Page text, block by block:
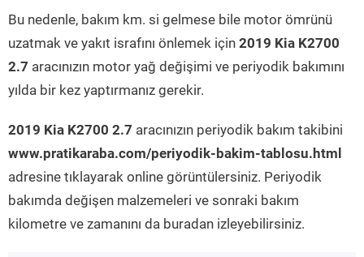
Bu nedenle, bakım km. si gelmese bile motor ömrünü
uzatmak ve yakıt israfını önlemek için 2019 Kia K2700
2.7 aracınızın motor yağ değişimi ve periyodik bakımını
yılda bir kez yaptırmanız gerekir.
2019 Kia K2700 2.7 aracınızın periyodik bakım takibini
www.pratikaraba.com/periyodik-bakim-tablosu.html
adresine tıklayarak online görüntülersiniz. Periyodik
bakımda değişen malzemeleri ve sonraki bakım
kilometre ve zamanını da buradan izleyebilirsiniz.